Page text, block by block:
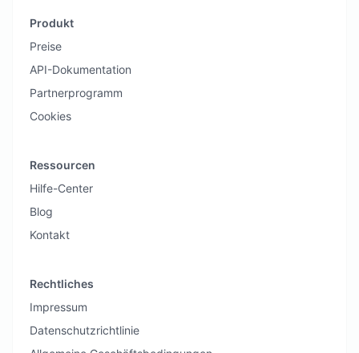
Produkt
Preise
API-Dokumentation
Partnerprogramm
Cookies
Ressourcen
Hilfe-Center
Blog
Kontakt
Rechtliches
Impressum
Datenschutzrichtlinie